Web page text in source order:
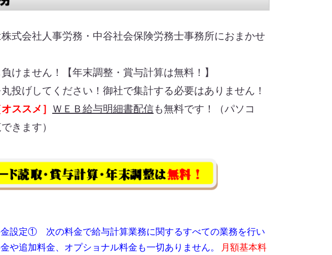
式会社人事労務・中谷社会保険労務士事務所におまかせ
けません！【年末調整・賞与計算は無料！】
投げしてください！御社で集計する必要はありません！
オススメ］ ＷＥＢ給与明細書配信も無料です！（パソコ
きます）
金設定① 次の料金で給与計算業務に関するすべての業務を行い
や追加料金、オプショナル料金も一切ありません。
月額基本料